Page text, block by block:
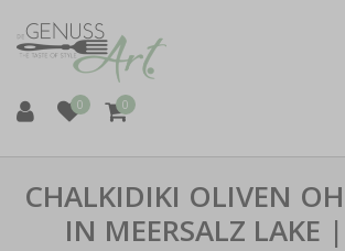
0 0
CHALKIDIKI OLIVEN
IN MEERSALZ LAKE